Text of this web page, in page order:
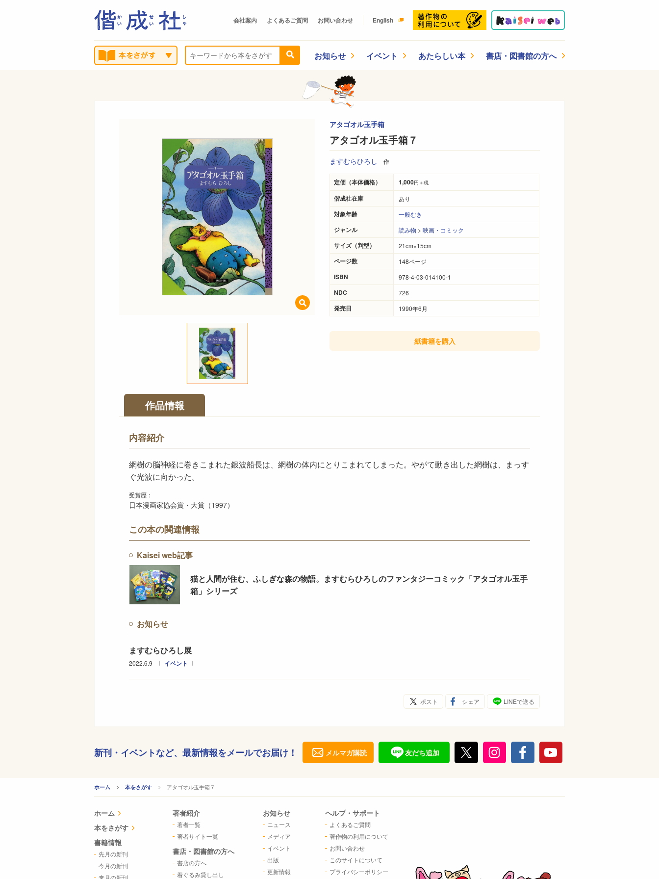
会社案内 よくあるご質問 お問い合わせ English
お知らせ イベント あたらしい本 書店・図書館の方へ
アタゴオル玉手箱
アタゴオル玉手箱７
ますむらひろし 作
定価（本体価格） 1,000円＋税
偕成社在庫 あり
対象年齢 一般むき
ジャンル 読み物 >映画・コミック
サイズ（判型） 21cm×15cm
ページ数 148ページ
ISBN 978-4-03-014100-1
NDC 726
発売日 1990年6月
紙書籍を購入
作品情報
内容紹介
網樹の脳神経に巻きこまれた銀波船長は、網樹の体内にとりこまれてしまった。やがて動き出した網樹は、まっす
ぐ光波に向かった。
受賞歴：
日本漫画家協会賞・大賞（1997）
この本の関連情報
Kaisei web記事
猫と人間が住む、ふしぎな森の物語。ますむらひろしのファンタジーコミック「アタゴオル玉手
箱」シリーズ
お知らせ
ますむらひろし展
2022.6.9 イベント
ポスト シェア LINEで送る
新刊・イベントなど、 最新情報をメールでお届け！ メルマガ購読 友だち追加
ホーム 本をさがす CURRENT:
アタゴオル玉手箱７
ホーム
本をさがす
書籍情報
先月の新刊
今月の新刊
来月の新刊
著者紹介
著者一覧
著者サイト一覧
書店・図書館の方へ
書店の方へ
着ぐるみ貸し出し
お知らせ
ニュース
メディア
イベント
出版
更新情報
ヘルプ・サポート
よくあるご質問
著作物の利用について
お問い合わせ
このサイトについて
プライバシーポリシー